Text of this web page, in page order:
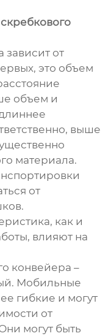
зависит от
это объем
объем и
выше
материала.
от
как и
влияют на
конвейера –
Мобильные
гибкие и могут
от
могут быть